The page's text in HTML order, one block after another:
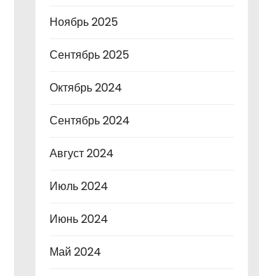
Ноябрь 2025
Сентябрь 2025
Октябрь 2024
Сентябрь 2024
Август 2024
Июль 2024
Июнь 2024
Май 2024